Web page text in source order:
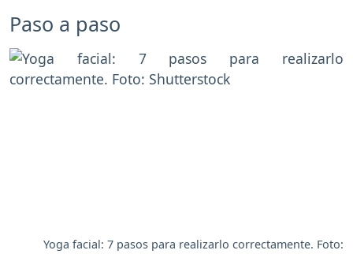
Paso a paso
Yoga facial: 7 pasos para realizarlo correctamente. Foto: